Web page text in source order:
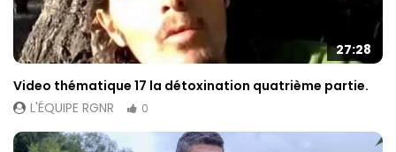
27:28
Video thématique 17 la détoxination quatrième partie.
L'ÉQUIPE RGNR
0